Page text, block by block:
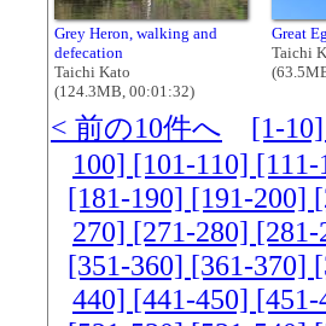
Grey Heron, walking and
defecation
Taichi Kato
(124.3MB, 00:01:32)
Great
Taichi
< 前の10件へ [1-10]
100] [101-110] [111-
[181-190] [191-200]
270] [271-280] [281-
[351-360] [361-370]
440] [441-450] [451-